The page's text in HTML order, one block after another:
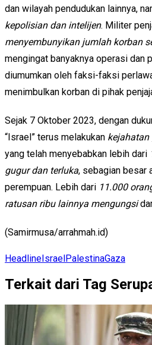
dan wilayah pendudukan lainnya,
kepolisian dan intelijen. Militer
menyembunyikan jumlah korban
mengingat banyaknya operasi dan
diumumkan oleh faksi-faksi
menimbulkan korban di pihak
Sejak 7 Oktober 2023, dengan
“Israel” terus melakukan kejahatan
yang telah menyebabkan lebih dari
gugur dan terluka, sebagian besar
perempuan. Lebih dari 11.000
ratusan ribu lainnya mengungsi
(Samirmusa/arrahmah.id)
HeadlineIsraelPalestinaGaza
Terkait dari Tag